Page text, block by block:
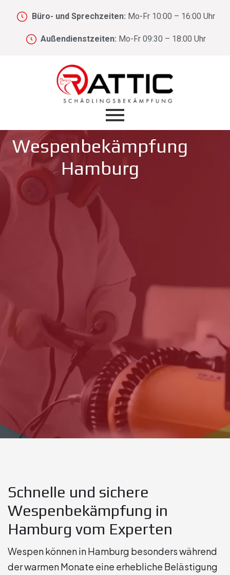
Büro- und Sprechzeiten: Mo-Fr 10:00 – 16:00 Uhr
Außendienstzeiten: Mo-Fr 09:30 – 18:00 Uhr
Wespenbekämpfung Hamburg
Wespenbekämpfung
Hamburg
Schnelle und sichere
Wespenbekämpfung in
Hamburg vom Experten
Wespen können in Hamburg besonders während
der warmen Monate eine erhebliche Belästigung